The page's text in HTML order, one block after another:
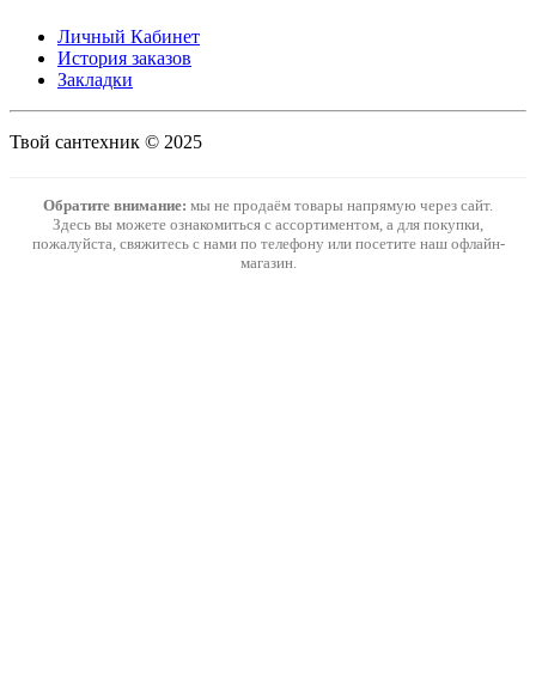
Личный Кабинет
История заказов
Закладки
Твой сантехник © 2025
Обратите внимание: мы не продаём товары напрямую через сайт.
Здесь вы можете ознакомиться с ассортиментом, а для покупки,
пожалуйста, свяжитесь с нами по телефону или посетите наш офлайн-
магазин.